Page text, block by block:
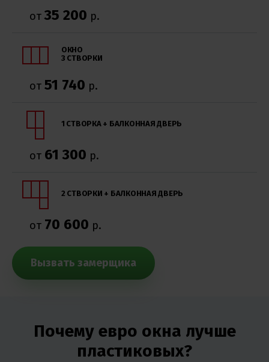
от 35 200 р.
ОКНО
3 СТВОРКИ
от 51 740 р.
1 СТВОРКА + БАЛКОННАЯ ДВЕРЬ
от 61 300 р.
2 СТВОРКИ + БАЛКОННАЯ ДВЕРЬ
от 70 600 р.
Вызвать замерщика
Почему евро окна лучше
пластиковых?